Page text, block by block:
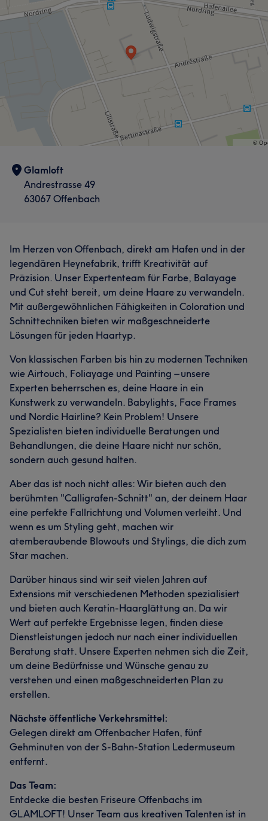
34 30
Glamloft
Andrestrasse 49
63067 Offenbach
Im Herzen von Offenbach, direkt am Hafen und in der
legendären Heynefabrik, trifft Kreativität auf
Präzision. Unser Expertenteam für Farbe, Balayage
und Cut steht bereit, um deine Haare zu verwandeln.
Mit außergewöhnlichen Fähigkeiten in Coloration und
Schnittechniken bieten wir maßgeschneiderte
Lösungen für jeden Haartyp.
Von klassischen Farben bis hin zu modernen Techniken
wie Airtouch, Foliayage und Painting – unsere
Experten beherrschen es, deine Haare in ein
Kunstwerk zu verwandeln. Babylights, Face Frames
und Nordic Hairline? Kein Problem! Unsere
Spezialisten bieten individuelle Beratungen und
Behandlungen, die deine Haare nicht nur schön,
sondern auch gesund halten.
Aber das ist noch nicht alles: Wir bieten auch den
berühmten "Calligrafen-Schnitt" an, der deinem Haar
eine perfekte Fallrichtung und Volumen verleiht. Und
wenn es um Styling geht, machen wir
atemberaubende Blowouts und Stylings, die dich zum
Star machen.
Darüber hinaus sind wir seit vielen Jahren auf
Extensions mit verschiedenen Methoden spezialisiert
und bieten auch Keratin-Haarglättung an. Da wir
Wert auf perfekte Ergebnisse legen, finden diese
Dienstleistungen jedoch nur nach einer individuellen
Beratung statt. Unsere Experten nehmen sich die Zeit,
um deine Bedürfnisse und Wünsche genau zu
verstehen und einen maßgeschneiderten Plan zu
erstellen.
Nächste öffentliche Verkehrsmittel:
Gelegen direkt am Offenbacher Hafen, fünf
Gehminuten von der S-Bahn-Station Ledermuseum
entfernt.
Das Team:
Entdecke die besten Friseure Offenbachs im
GLAMLOFT! Unser Team aus kreativen Talenten ist in